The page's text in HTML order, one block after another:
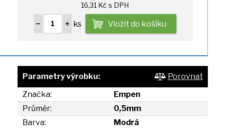
16,31 Kč s DPH
ks Vložit do košíku
Parametry výrobku:
Porovnat
Značka:
Empen
Průměr:
0,5mm
Barva:
Modrá